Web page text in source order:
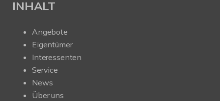
INHALT
Angebote
Eigentümer
Interessenten
Service
News
Über uns